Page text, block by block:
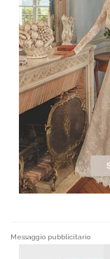
Messaggio pubblicitario